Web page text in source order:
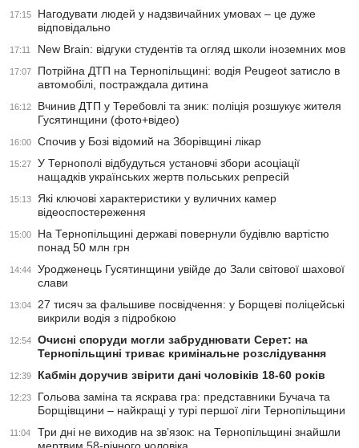
17:15
Нагодувати людей у надзвичайних умовах – це дуже
відповідально
17:11 New Brain: відгуки студентів та огляд школи іноземних мов
17:07
Потрійна ДТП на Тернопільщині: водія Peugeot затисло в
автомобілі, постраждала дитина
16:12
Вчинив ДТП у Теребовлі та зник: поліція розшукує жителя
Гусятинщини (фото+відео)
16:00 Спочив у Бозі відомий на Зборівщині лікар
15:27
У Тернополі відбудуться установчі збори асоціації
нащадків українських жертв польських репресій
15:13
Які ключові характеристики у вуличних камер
відеоспостереження
15:00
На Тернопільщині державі повернули будівлю вартістю
понад 50 млн грн
14:44
Уродженець Гусятинщини увійде до Зали світової шахової
слави
13:04
27 тисяч за фальшиве посвідчення: у Борщеві поліцейські
викрили водія з підробкою
12:54
Очисні споруди могли забруднювати Серет: на
Тернопільщині триває кримінальне розслідування
12:39 Кабмін доручив звірити дані чоловіків 18-60 років
12:23
Гольова заміна та яскрава гра: представники Бучача та
Борщівщини – найкращі у турі першої ліги Тернопільщини
11:04
Три дні не виходив на зв’язок: на Тернопільщині знайшли